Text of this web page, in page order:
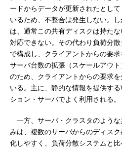
ードからデータが更新されたとし
いるため、不整合は発生しない。
は、通常この共有ディスクは持た
対応できない。その代わり負荷分
で構成し、クライアントからの要求
サーバ台数の拡張（スケールアウ
のため、クライアントからの要求
いる。主に、静的な情報を提供す
ション・サーバでよく利用される。
一方、サーバ・クラスタのような
みは、複数のサーバからのディス
化しやすく、負荷分散システムと